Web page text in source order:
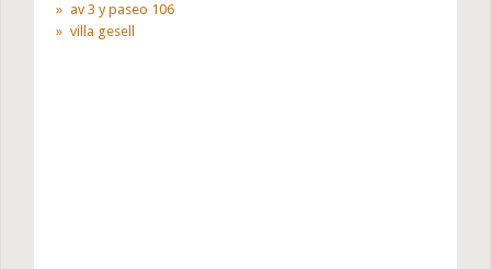
av 3 y paseo 106
villa gesell